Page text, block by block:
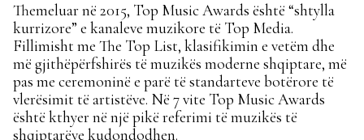
Themeluar në 2015, Top Music Awards është “shtylla
kurrizore” e kanaleve muzikore të Top Media.
Fillimisht me The Top List, klasifikimin e vetëm dhe
më gjithëpërfshirës të muzikës moderne shqiptare, më
pas me ceremoninë e parë të standarteve botërore të
vlerësimit të artistëve. Në 7 vite Top Music Awards
është kthyer në një pikë referimi të muzikës të
shqiptarëve kudondodhen.